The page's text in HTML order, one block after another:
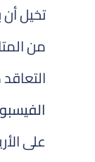
تخيل
من
على